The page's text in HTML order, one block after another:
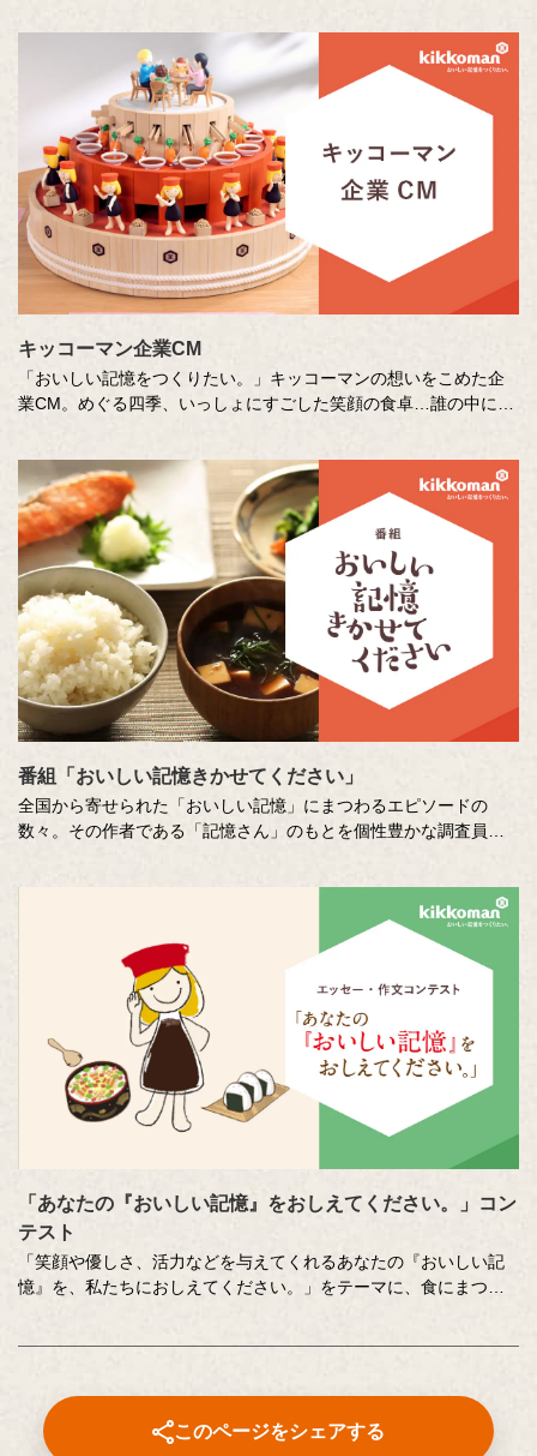
品について、寄せてくださったコメントも紹介しています。
キッコーマン企業CM
「おいしい記憶をつくりたい。」キッコーマンの想いをこめた企
業CM。めぐる四季、いっしょにすごした笑顔の食卓…誰の中にも
いや意図もあわせてお楽しみください。
番組「おいしい記憶きかせてください」
全国から寄せられた「おいしい記憶」にまつわるエピソードの
数々。その作者である「記憶さん」のもとを個性豊かな調査員が
い、時に涙のドキュメンタリーエンターテインメント番組です。
MC ：藤井隆 進行：吉竹史 ナレーター：小野大輔（声優）
「あなたの『おいしい記憶』をおしえてください。」コン
テスト
「笑顔や優しさ、活力などを与えてくれるあなたの『おいしい記
憶』を、私たちにおしえてください。」をテーマに、食にまつわ
をつづった、歴代の受賞作品をご紹介します。
このページをシェアする